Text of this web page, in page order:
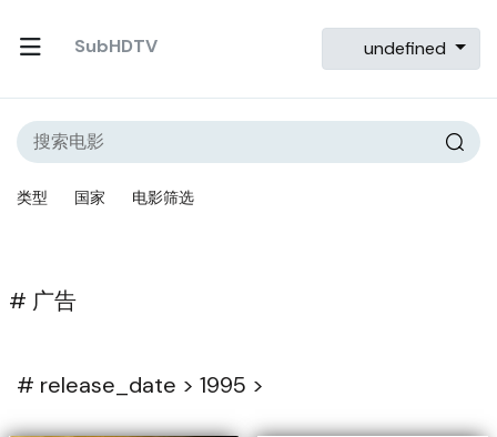
SubHDTV undefined
类型 国家 电影筛选
# release_date > 1995 >
# 广告